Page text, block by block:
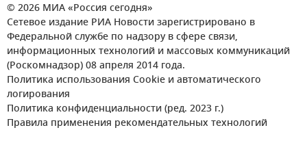
© 2026 МИА «Россия сегодня»
Сетевое издание РИА Новости зарегистрировано в
Федеральной службе по надзору в сфере связи,
информационных технологий и массовых коммуникаций
(Роскомнадзор) 08 апреля 2014 года.
Политика использования Cookie и автоматического
логирования
Политика конфиденциальности (ред. 2023 г.)
Правила применения рекомендательных технологий